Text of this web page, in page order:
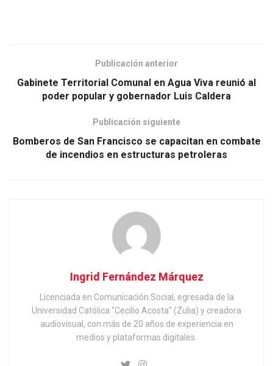
Publicación anterior
Gabinete Territorial Comunal en Agua Viva reunió al
poder popular y gobernador Luis Caldera
Publicación siguiente
Bomberos de San Francisco se capacitan en combate
de incendios en estructuras petroleras
Ingrid Fernández Márquez
Licenciada en Comunicación Social, egresada de la
Universidad Católica "Cecilio Acosta" (Zulia) y creadora
audiovisual, con más de 20 años de experiencia en
medios y plataformas digitales.